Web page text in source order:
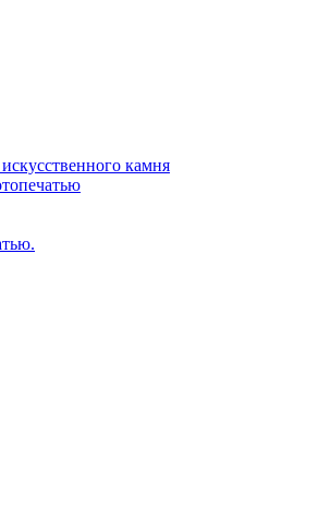
камня